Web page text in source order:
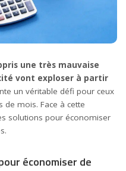
une très mauvaise
vont exploser à partir
un véritable défi pour ceux
de mois. Face à cette
solutions pour économiser
économiser de